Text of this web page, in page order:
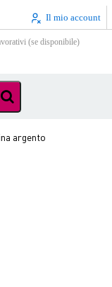
Il mio account
(se disponibile)
argento